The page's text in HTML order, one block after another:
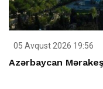
05 Avqust 2026 19:56
Azərbaycan